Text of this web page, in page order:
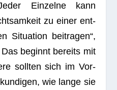
Ein­zelne kann
zu einer ent­
Situa­tion bei­tra­gen“,
beginnt bereits mit
soll­ten sich im Vor­
wie lange sie